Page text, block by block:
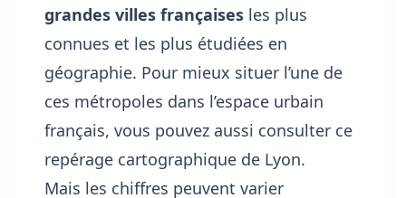
grandes villes françaises les plus
connues et les plus étudiées en
géographie. Pour mieux situer l’une de
ces métropoles dans l’espace urbain
français, vous pouvez aussi consulter ce
repérage cartographique de Lyon.
Mais les chiffres peuvent varier